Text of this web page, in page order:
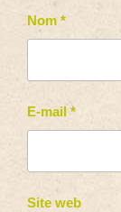
Nom *
E-mail *
Site web